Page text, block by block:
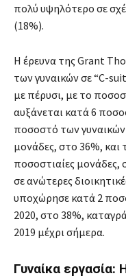
πολύ υψηλότερο σε
(18%).
Η έρευνα της Grant
των γυναικών σε “C-
με πέρυσι, με το
αυξάνεται κατά 6
ποσοστό των γυναικών
μονάδες, στο 36%, και
ποσοστιαίες
σε ανώτερες
υποχώρησε κατά 2
2020, στο 38%,
2019 μέχρι σήμερα.
Γυναίκα εργασία: